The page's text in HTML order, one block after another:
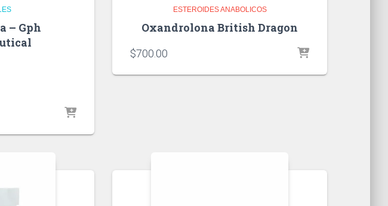
– Gph
ESTEROIDES ANABOLICOS
Oxandrolona British Dragon
$700.00